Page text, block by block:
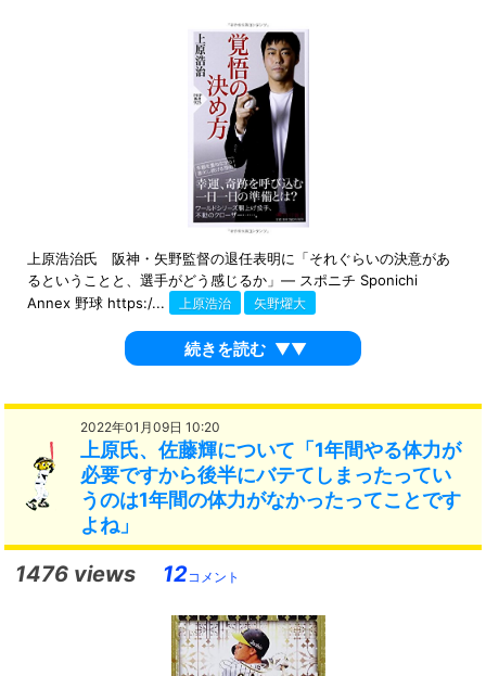
上原浩治氏 阪神・矢野監督の退任表明に「それぐらいの決意があ
るということと、選手がどう感じるか」― スポニチ Sponichi
Annex 野球 https:/...
上原浩治 矢野燿大
続きを読む ▼▼
2022年01月09日 10:20
上原氏、佐藤輝について「1年間やる体力が
必要ですから後半にバテてしまったってい
うのは1年間の体力がなかったってことです
よね」
1476 views 12コメント